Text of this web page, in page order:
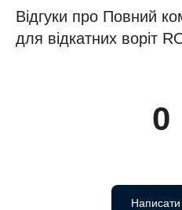
Відгуки про Повний
для відкатних воріт
0
Написати